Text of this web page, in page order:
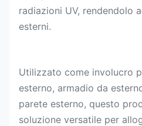
radiazioni UV, rendendolo
esterni.
Utilizzato come involucro
esterno, armadio da
parete esterno, questo
soluzione versatile per